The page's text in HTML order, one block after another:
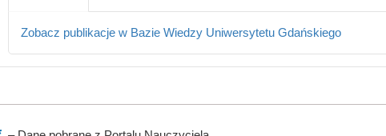
Zobacz publikacje w Bazie Wiedzy Uniwersytetu Gdańskiego